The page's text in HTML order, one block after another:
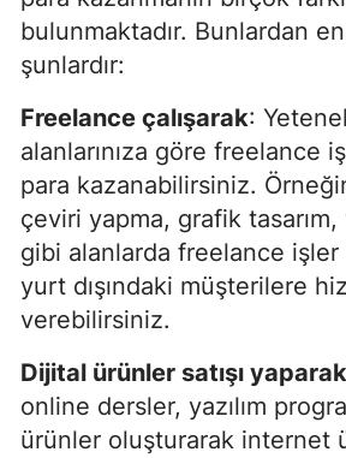
bulunmaktadır. Bunlardan
şunlardır:
Freelance çalışarak:
alanlarınıza göre freelance
para kazanabilirsiniz.
çeviri yapma, grafik
gibi alanlarda freelance
yurt dışındaki müşterilere
verebilirsiniz.
Dijital ürünler satışı yaparak
online dersler, yazılım
ürünler oluşturarak internet